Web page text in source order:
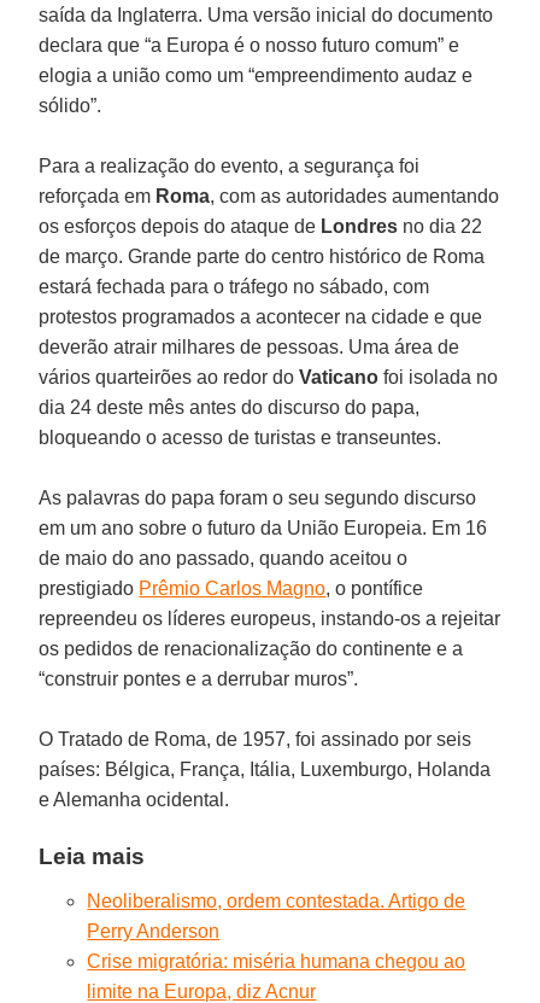
saída da Inglaterra. Uma versão inicial do documento
declara que “a Europa é o nosso futuro comum” e
elogia a união como um “empreendimento audaz e
sólido”.
Para a realização do evento, a segurança foi
reforçada em Roma, com as autoridades aumentando
os esforços depois do ataque de Londres no dia 22
de março. Grande parte do centro histórico de Roma
estará fechada para o tráfego no sábado, com
protestos programados a acontecer na cidade e que
deverão atrair milhares de pessoas. Uma área de
vários quarteirões ao redor doVaticano foi isolada no
dia 24 deste mês antes do discurso do papa,
bloqueando o acesso de turistas e transeuntes.
As palavras do papa foram o seu segundo discurso
em um ano sobre o futuro da União Europeia. Em 16
de maio do ano passado, quando aceitou o
prestigiado Prêmio Carlos Magno, o pontífice
repreendeu os líderes europeus, instando-os a rejeitar
os pedidos de renacionalização do continente e a
“construir pontes e a derrubar muros”.
O Tratado de Roma, de 1957, foi assinado por seis
países: Bélgica, França, Itália, Luxemburgo, Holanda
e Alemanha ocidental.
Leia mais
Neoliberalismo, ordem contestada. Artigo de
Perry Anderson
Crise migratória: miséria humana chegou ao
limite na Europa, diz Acnur